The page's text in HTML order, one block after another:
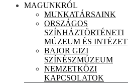
MAGUNKRÓL
MUNKATÁRSAINK
ORSZÁGOS
SZÍNHÁZTÖRTÉNETI
MÚZEUM ÉS INTÉZET
BAJOR GIZI
SZÍNÉSZMÚZEUM
NEMZETKÖZI
KAPCSOLATOK